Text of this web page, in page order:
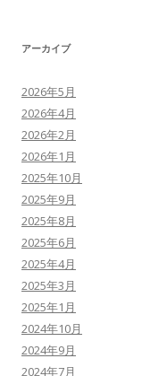
アーカイブ
2026年5月
2026年4月
2026年2月
2026年1月
2025年10月
2025年9月
2025年8月
2025年6月
2025年4月
2025年3月
2025年1月
2024年10月
2024年9月
2024年7月